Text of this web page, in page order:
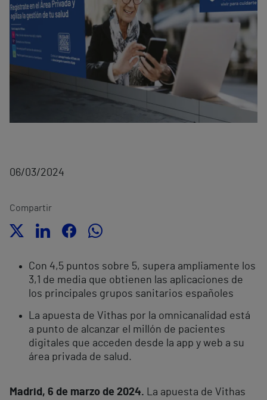
06/03/2024
Compartir
Con 4,5 puntos sobre 5, supera ampliamente los
3,1 de media que obtienen las aplicaciones de
los principales grupos sanitarios españoles
La apuesta de Vithas por la omnicanalidad está
a punto de alcanzar el millón de pacientes
digitales que acceden desde la app y web a su
área privada de salud.
Madrid, 6 de marzo de 2024. La apuesta de Vithas